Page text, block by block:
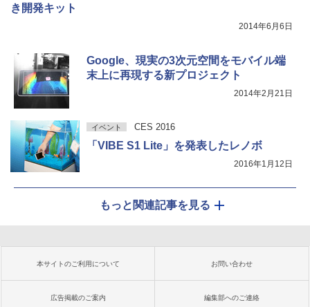
き開発キット
2014年6月6日
Google、現実の3次元空間をモバイル端
末上に再現する新プロジェクト
2014年2月21日
イベント CES 2016
「VIBE S1 Lite」を発表したレノボ
2016年1月12日
もっと関連記事を見る
本サイトのご利用について お問い合わせ
広告掲載のご案内 編集部へのご連絡